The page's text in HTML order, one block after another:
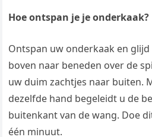
Hoe ontspan je je onderkaak?
Ontspan uw onderkaak en
boven naar beneden over de
uw duim zachtjes naar buiten.
dezelfde hand begeleidt u de
buitenkant van de wang. Doe
één minuut.